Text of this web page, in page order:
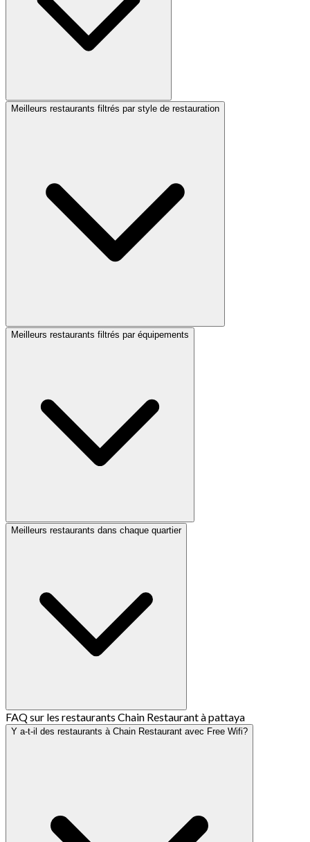
Meilleurs restaurants filtrés par style de restauration
Meilleurs restaurants filtrés par équipements
Meilleurs restaurants dans chaque quartier
FAQ sur les restaurants Chain Restaurant à pattaya
Y a-t-il des restaurants à Chain Restaurant avec Free Wifi?